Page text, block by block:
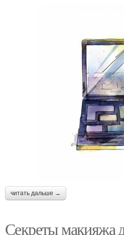
читать дальше →
Секреты макияжа